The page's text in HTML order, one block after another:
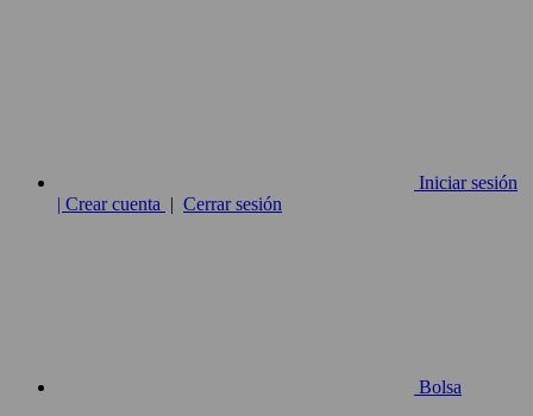
Iniciar sesión
| Crear cuenta | Cerrar sesión
Bolsa